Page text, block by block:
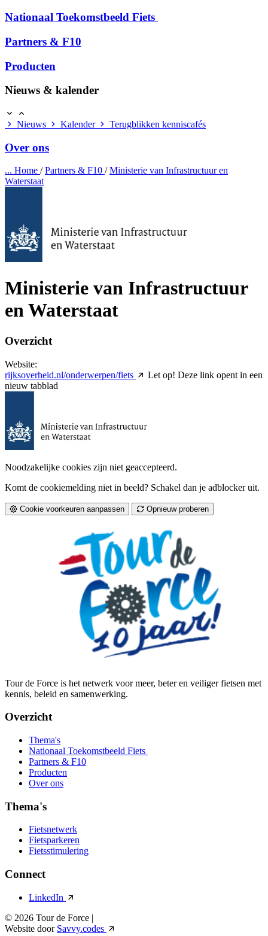
Nationaal Toekomstbeeld Fiets
Partners & F10
Producten
Nieuws & kalender
Nieuws Kalender Terugblikken kenniscafés
Over ons
... Home /Partners & F10 /Ministerie van Infrastructuur en
Waterstaat
Ministerie van Infrastructuur
en Waterstaat
Overzicht
Website:
rijksoverheid.nl/onderwerpen/fiets
Let op! Deze link opent in een
nieuw tabblad
Noodzakelijke cookies zijn niet geaccepteerd.
Komt de cookiemelding niet in beeld? Schakel dan je adblocker uit.
Cookie voorkeuren aanpassen Opnieuw proberen
Tour de Force is het netwerk voor meer, beter en veiliger fietsen met
kennis, beleid en samenwerking.
Overzicht
Thema's
Nationaal Toekomstbeeld Fiets
Partners & F10
Producten
Over ons
Thema's
Fietsnetwerk
Fietsparkeren
Fietsstimulering
Connect
LinkedIn
© 2026 Tour de Force |
Website door Savvy.codes